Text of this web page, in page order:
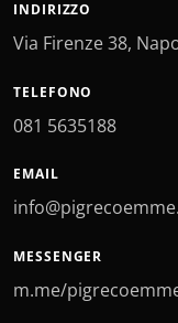
INDIRIZZO
Via Firenze 38,
TELEFONO
081 5635188
EMAIL
MESSENGER
m.me/